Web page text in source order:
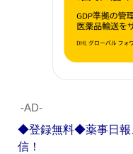
‐AD‐
◆登録無料◆薬事日報
信！